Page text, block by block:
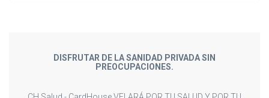
UN CONCEPTO DISTINTO DE SANIDAD.